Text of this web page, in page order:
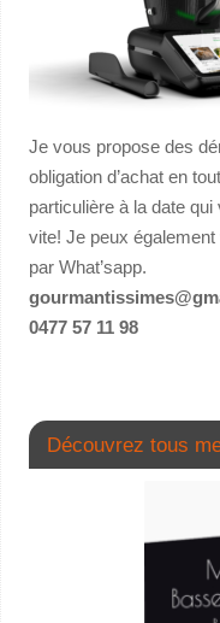
Je vous propose des
obligation d’achat en
particulière à la date
vite! Je peux
par What’sapp.
0477 57 11 98
Découvrez tous